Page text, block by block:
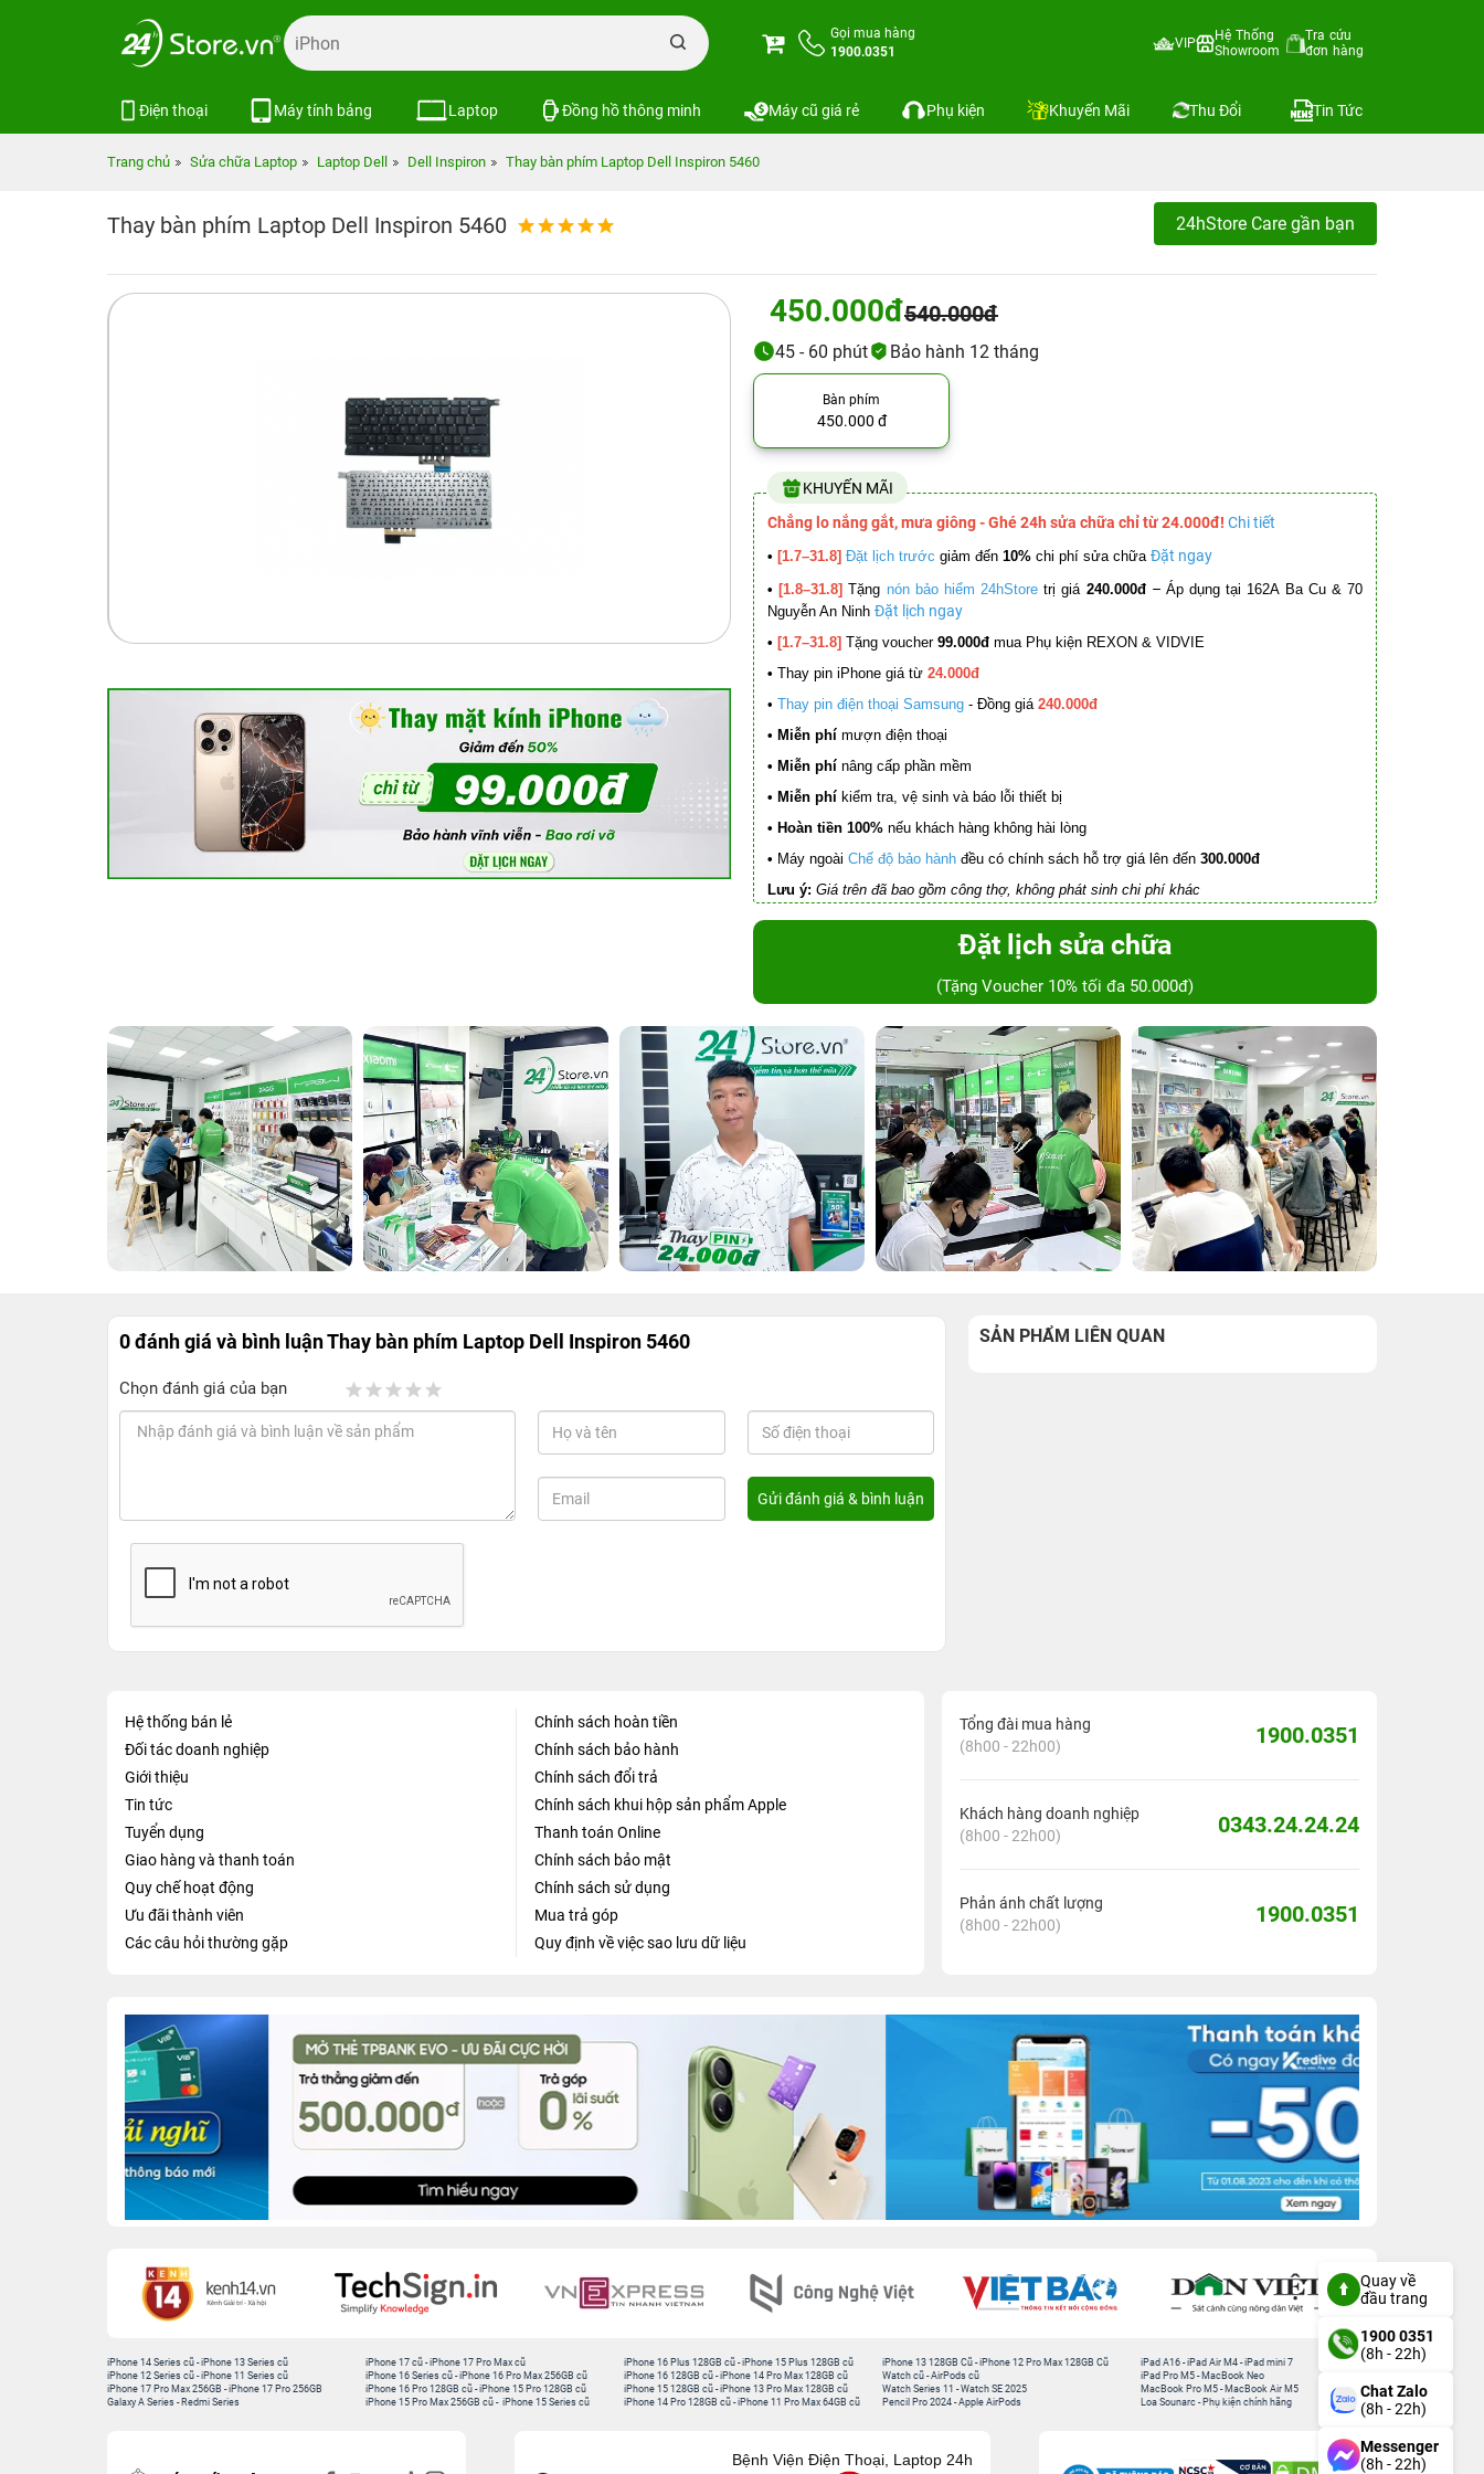
Gọi mua hàng
1900.0351
VIP
Hệ Thống
Showroom
Tra cứu
đơn hàng
Điện thoại Máy tính bảng Laptop Đồng hồ thông minh Máy cũ giá rẻ Phụ kiện Khuyến Mãi Thu Đổi Tin Tức
Trang chủ Sửa chữa Laptop Laptop Dell Dell Inspiron Thay bàn phím Laptop Dell Inspiron 5460
Thay bàn phím Laptop Dell Inspiron 5460 24hStore Care gần bạn
450.000đ540.000đ
45 - 60 phút Bảo hành 12 tháng
Bàn phím
450.000 đ
KHUYẾN MÃI
Chẳng lo nắng gắt, mưa giông - Ghé 24h sửa chữa chỉ từ 24.000đ! Chi tiết
• [1.7–31.8] Đặt lịch trước giảm đến 10% chi phí sửa chữa Đặt ngay
• [1.8–31.8] Tặng nón bảo hiểm 24hStore trị giá 240.000đ – Áp dụng tại 162A Ba Cu & 70
Nguyễn An Ninh Đặt lịch ngay
• [1.7–31.8] Tặng voucher 99.000đ mua Phụ kiện REXON & VIDVIE
• Thay pin iPhone giá từ 24.000đ
• Thay pin điện thoại Samsung - Đồng giá 240.000đ
• Miễn phí mượn điện thoại
• Miễn phí nâng cấp phần mềm
• Miễn phí kiểm tra, vệ sinh và báo lỗi thiết bị
• Hoàn tiền 100% nếu khách hàng không hài lòng
• Máy ngoài Chế độ bảo hành đều có chính sách hỗ trợ giá lên đến 300.000đ
Lưu ý: Giá trên đã bao gồm công thợ, không phát sinh chi phí khác
Đặt lịch sửa chữa
(Tặng Voucher 10% tối đa 50.000đ)
0 đánh giá và bình luậnThay bàn phím Laptop Dell Inspiron 5460
Chọn đánh giá của bạn
SẢN PHẨM LIÊN QUAN
Hệ thống bán lẻ
Đối tác doanh nghiệp
Giới thiệu
Tin tức
Tuyển dụng
Giao hàng và thanh toán
Quy chế hoạt động
Ưu đãi thành viên
Các câu hỏi thường gặp
Chính sách hoàn tiền
Chính sách bảo hành
Chính sách đổi trả
Chính sách khui hộp sản phẩm Apple
Thanh toán Online
Chính sách bảo mật
Chính sách sử dụng
Mua trả góp
Quy định về việc sao lưu dữ liệu
Tổng đài mua hàng
(8h00 - 22h00)
1900.0351
Khách hàng doanh nghiệp
(8h00 - 22h00)
0343.24.24.24
Phản ánh chất lượng
(8h00 - 22h00)
1900.0351
iPhone 14 Series cũ -iPhone 13 Series cũ
iPhone 12 Series cũ -iPhone 11 Series cũ
iPhone 17 Pro Max 256GB -iPhone 17 Pro 256GB
Galaxy A Series - Redmi Series
iPhone 17 cũ -iPhone 17 Pro Max cũ
iPhone 16 Series cũ - iPhone 16 Pro Max 256GB cũ
iPhone 16 Pro 128GB cũ -iPhone 15 Pro 128GB cũ
iPhone 15 Pro Max 256GB cũ - iPhone 15 Series cũ
iPhone 16 Plus 128GB cũ -iPhone 15 Plus 128GB cũ
iPhone 16 128GB cũ -iPhone 14 Pro Max 128GB cũ
iPhone 15 128GB cũ -iPhone 13 Pro Max 128GB cũ
iPhone 14 Pro 128GB cũ -iPhone 11 Pro Max 64GB cũ
iPhone 13 128GB Cũ -iPhone 12 Pro Max 128GB Cũ
Watch cũ -AirPods cũ
Watch Series 11 -Watch SE 2025
Pencil Pro 2024 -Apple AirPods
iPad A16 -iPad Air M4 -iPad mini 7
iPad Pro M5 - MacBook Neo
MacBook Pro M5 - MacBook Air M5
Loa Sounarc - Phụ kiện chính hãng
Bệnh Viện Điện Thoại, Laptop 24h
Quay về
đầu trang
1900 0351
(8h - 22h)
Chat Zalo
(8h - 22h)
Messenger
(8h - 22h)